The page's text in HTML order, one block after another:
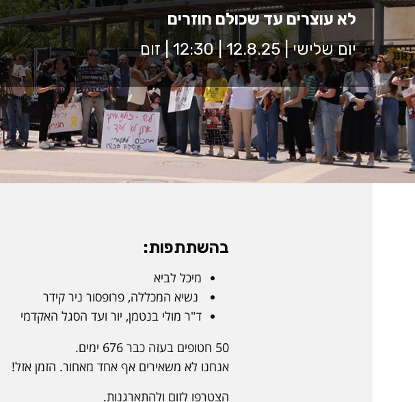
לא עוצרים עד שכולם חוזרים
יום שלישי | 12.8.25 | 12:30 | זום
בהשתתפות:
מיכל לביא
נשיא המכללה, פרופסור ניר קידר
ד"ר מולי בנטמן, יור ועד הסגל האקדמי
50 חטופים בעזה כבר 676 ימים.
אנחנו לא משאירים אף אחד מאחור. הזמן אזל!
הצטרפו לזום ולהתארגנות.